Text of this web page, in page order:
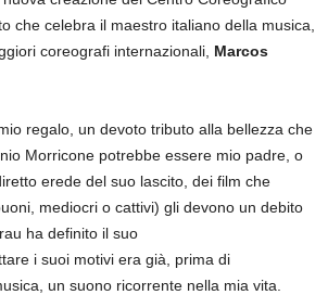
che celebra il maestro italiano della musica,
coreografi internazionali, Marcos
regalo, un devoto tributo alla bellezza che
Morricone potrebbe essere mio padre, o
erede del suo lascito, dei film che
mediocri o cattivi) gli devono un debito
ha definito il suo
i suoi motivi era già, prima di
un suono ricorrente nella mia vita.